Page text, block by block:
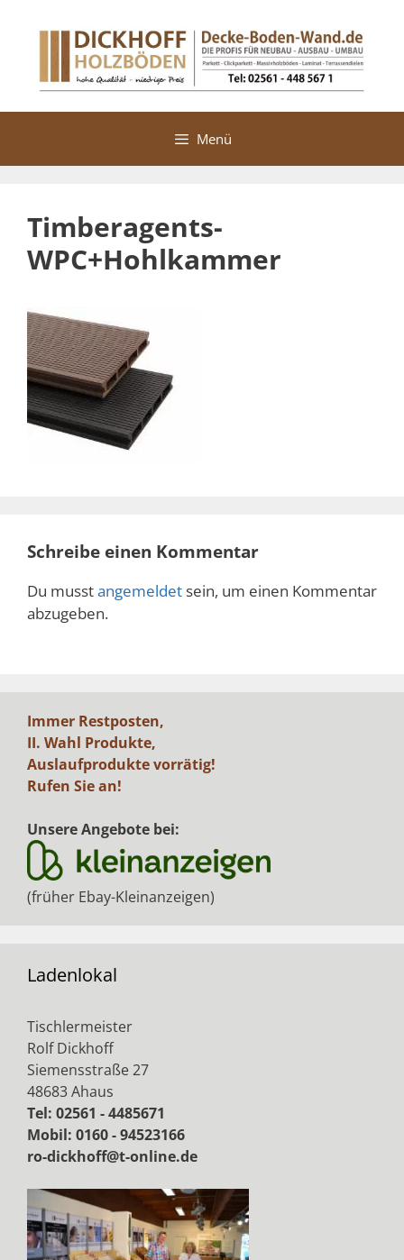
Menü
Timberagents-
WPC+Hohlkammer
Schreibe einen Kommentar
Du musstangemeldet sein, um einen Kommentar
abzugeben.
Immer Restposten,
II. Wahl Produkte,
Auslaufprodukte vorrätig!
Rufen Sie an!
Unsere Angebote bei:
(früher Ebay-Kleinanzeigen)
Ladenlokal
Tischlermeister
Rolf Dickhoff
Siemensstraße 27
48683 Ahaus
Tel: 02561 - 4485671
Mobil: 0160 - 94523166
ro-dickhoff@t-online.de